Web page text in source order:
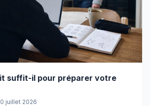
suffit-il pour préparer votre
juillet 2026